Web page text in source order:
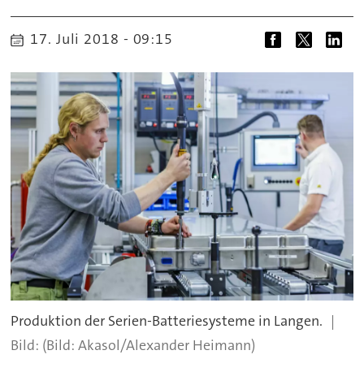
17. Juli 2018 - 09:15
Produktion der Serien-Batteriesysteme in Langen.
(Bild: Akasol/Alexander Heimann)